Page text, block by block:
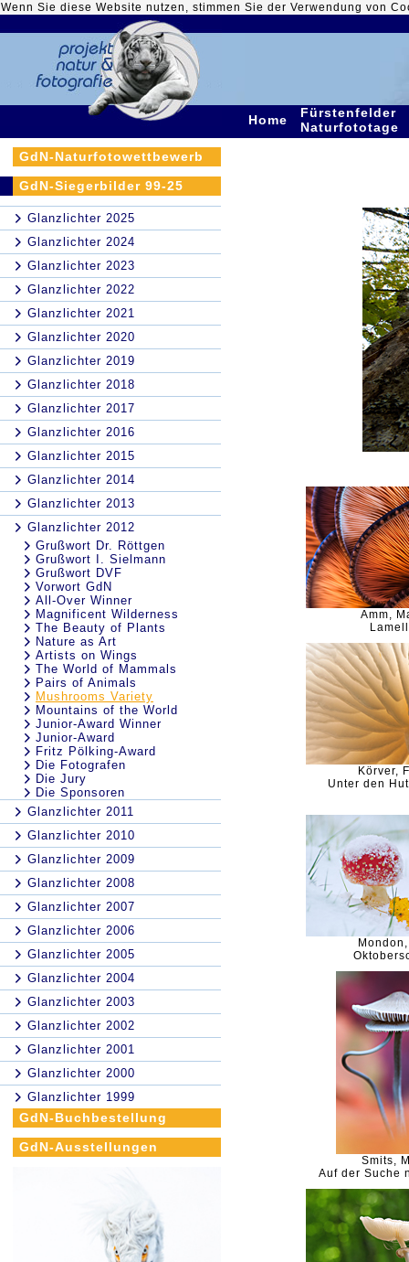
Wenn Sie diese Website nutzen, stimmen Sie der Verwendung von
Home
Fürstenfelder
Naturfototage
GdN-Naturfotowettbewerb
GdN-Siegerbilder 99-25
Glanzlichter 2025
Glanzlichter 2024
Glanzlichter 2023
Glanzlichter 2022
Glanzlichter 2021
Glanzlichter 2020
Glanzlichter 2019
Glanzlichter 2018
Glanzlichter 2017
Glanzlichter 2016
Glanzlichter 2015
Glanzlichter 2014
Glanzlichter 2013
Glanzlichter 2012
Grußwort Dr. Röttgen
Grußwort I. Sielmann
Grußwort DVF
Vorwort GdN
All-Over Winner
Magnificent Wilderness
The Beauty of Plants
Nature as Art
Artists on Wings
The World of Mammals
Pairs of Animals
Mushrooms Variety
Mountains of the World
Junior-Award Winner
Junior-Award
Fritz Pölking-Award
Die Fotografen
Die Jury
Die Sponsoren
Glanzlichter 2011
Glanzlichter 2010
Glanzlichter 2009
Glanzlichter 2008
Glanzlichter 2007
Glanzlichter 2006
Glanzlichter 2005
Glanzlichter 2004
Glanzlichter 2003
Glanzlichter 2002
Glanzlichter 2001
Glanzlichter 2000
Glanzlichter 1999
GdN-Buchbestellung
GdN-Ausstellungen
Amm,
Körver,
Unter den
Smits,
Auf der Suche